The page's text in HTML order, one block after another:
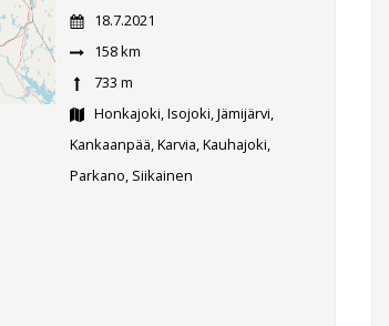
18.7.2021
158 km
733 m
Honkajoki, Isojoki, Jämijärvi,
Kankaanpää, Karvia, Kauhajoki,
Parkano, Siikainen